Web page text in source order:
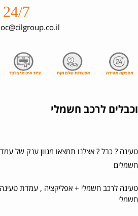
24/7
וכבלים לרכב חשמלי
טעינה ? כבל ? אצלנו תמצאו מגוון ענק של
חשמלים
כגון :
טעינה לרכב חשמלי + אפליקציה , עמדת
חשמלי
, כבל